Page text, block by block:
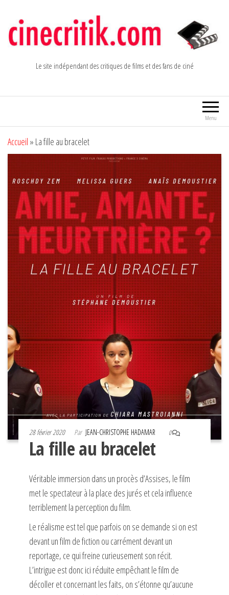
contenu
Le site indépendant des critiques de films et des fans de ciné
Menu
Accueil » La fille au bracelet
28 février 2020 Par JEAN-CHRISTOPHE HADAMAR 0
La fille au bracelet
Véritable immersion dans un procès d’Assises, le film
met le spectateur à la place des jurés et cela influence
terriblement la perception du film.
Le réalisme est tel que parfois on se demande si on est
devant un film de fiction ou carrément devant un
reportage, ce qui freine curieusement son récit.
L’intrigue est donc ici réduite empêchant le film de
décoller et concernant les faits, on s’étonne qu’aucune